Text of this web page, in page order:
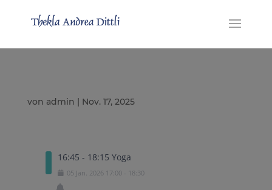
von admin | Nov. 17, 2025
16:45 - 18:15 Yoga
05 Jan. 2026 17:00 - 18:30